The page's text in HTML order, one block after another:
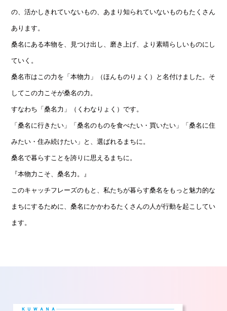
の、活かしきれていないもの、あまり知られていないものもたくさん
あります。
桑名にある本物を、見つけ出し、磨き上げ、より素晴らしいものにし
ていく。
桑名市はこの力を「本物力」（ほんものりょく）と名付けました。そ
してこの力こそが桑名の力。
すなわち「桑名力」（くわなりょく）です。
「桑名に行きたい」「桑名のものを食べたい・買いたい」「桑名に住
みたい・住み続けたい」と、選ばれるまちに。
桑名で暮らすことを誇りに思えるまちに。
『本物力こそ、桑名力。』
このキャッチフレーズのもと、私たちが暮らす桑名をもっと魅力的な
まちにするために、桑名にかかわるたくさんの人が行動を起こしてい
ます。